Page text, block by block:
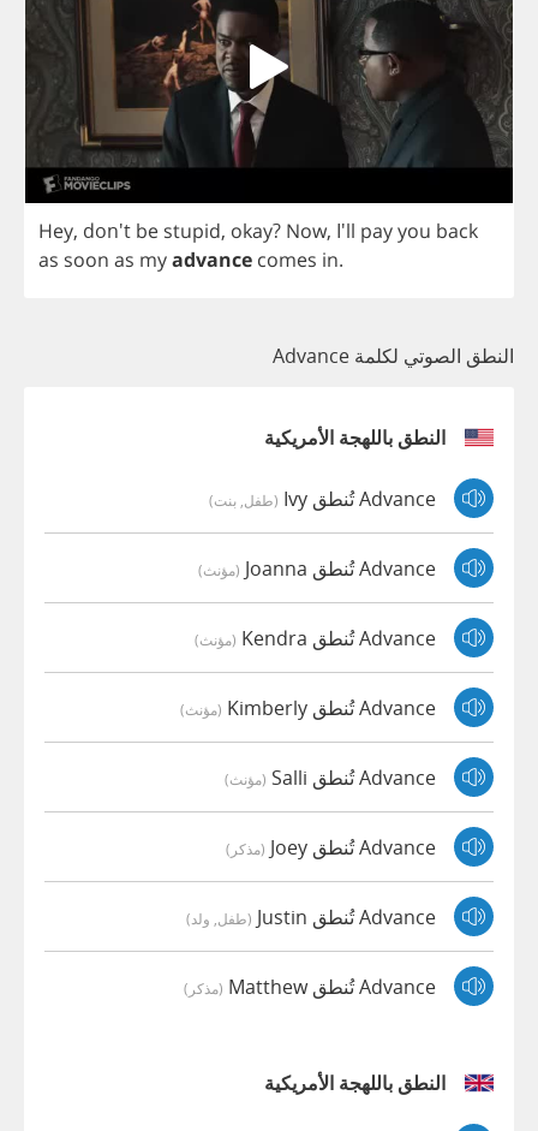
Hey, don't be stupid, okay? Now, I'll payyou back
as soon as myadvance comes in.
النطق الصوتي لكلمة Advance
النطق باللهجة الأمريكية
Advance تُنطق Ivy (طفل, بنت)
Advance تُنطق Joanna (مؤنث)
Advance تُنطق Kendra (مؤنث)
Advance تُنطق Kimberly (مؤنث)
Advance تُنطق Salli (مؤنث)
Advance تُنطق Joey (مذكر)
Advance تُنطق Justin (طفل, ولد)
Advance تُنطق Matthew (مذكر)
النطق باللهجة الأمريكية